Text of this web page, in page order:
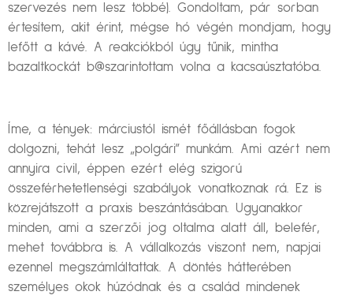
szervezés nem lesz többé). Gondoltam, pár sorban
értesítem, akit érint, mégse hó végén mondjam, hogy
lefőtt a kávé. A reakciókból úgy tűnik, mintha
bazaltkockát b@szarintottam volna a kacsaúsztatóba.
Íme, a tények: márciustól ismét főállásban fogok
dolgozni, tehát lesz „polgári” munkám. Ami azért nem
annyira civil, éppen ezért elég szigorú
összeférhetetlenségi szabályok vonatkoznak rá. Ez is
közrejátszott a praxis beszántásában. Ugyanakkor
minden, ami a szerzői jog oltalma alatt áll, belefér,
mehet továbbra is. A vállalkozás viszont nem, napjai
ezennel megszámláltattak. A döntés hátterében
személyes okok húzódnak és a család mindenek